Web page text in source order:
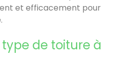
et efficacement pour
de toiture à